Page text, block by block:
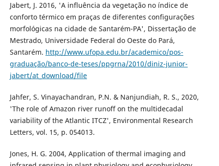
Jabert, J. 2016, 'A influência da vegetação no índice de
conforto térmico em praças de diferentes configurações
morfológicas na cidade de Santarém-PA', Dissertação de
Mestrado, Universidade Federal do Oeste do Pará,
Santarém. http://www.ufopa.edu.br/academico/pos-
graduação/banco-de-teses/ppgrna/2010/diniz-junior-
jabert/at_download/file
Jahfer, S. Vinayachandran, P.N. & Nanjundiah, R. S., 2020,
'The role of Amazon river runoff on the multidecadal
variability of the Atlantic ITCZ', Environmental Research
Letters, vol. 15, p. 054013.
Jones, H. G. 2004, Application of thermal imaging and